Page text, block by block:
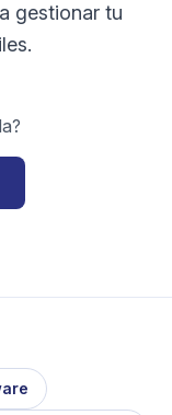
gestionar tu